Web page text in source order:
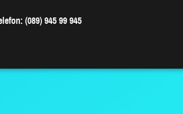
(089) 945 99 945